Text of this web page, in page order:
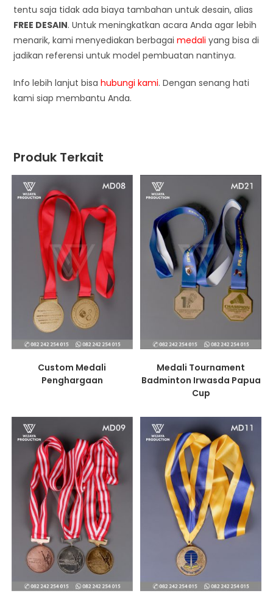
tentu saja tidak ada biaya tambahan untuk desain, alias
FREE DESAIN. Untuk meningkatkan acara Anda agar lebih
menarik, kami menyediakan berbagaimedali yang bisa di
jadikan referensi untuk model pembuatan nantinya.
Info lebih lanjut bisahubungi kami. Dengan senang hati
kami siap membantu Anda.
Produk Terkait
Custom Medali
Penghargaan
Medali Tournament
Badminton Irwasda Papua
Cup